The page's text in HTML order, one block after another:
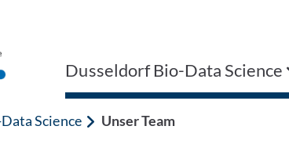
Dusseldorf Bio-Data Science
Science Unser Team